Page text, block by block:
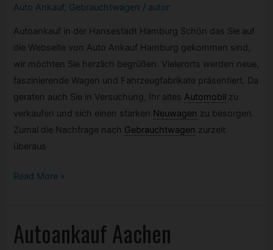
Auto Ankauf, Gebrauchtwagen / autor
Autoankauf in der Hansestadt Hamburg Schön das Sie auf
die Webseite von Auto Ankauf Hamburg gekommen sind,
wir möchten Sie herzlich begrüßen. Vielerorts werden neue,
faszinierende Wagen und Fahrzeugfabrikate präsentiert. Da
geraten auch Sie in Versuchung, Ihr altes Automobil zu
verkaufen und sich einen starken Neuwagen zu besorgen.
Zumal die Nachfrage nach Gebrauchtwagen zurzeit
überaus
Auto
Read More »
Autoankauf Aachen